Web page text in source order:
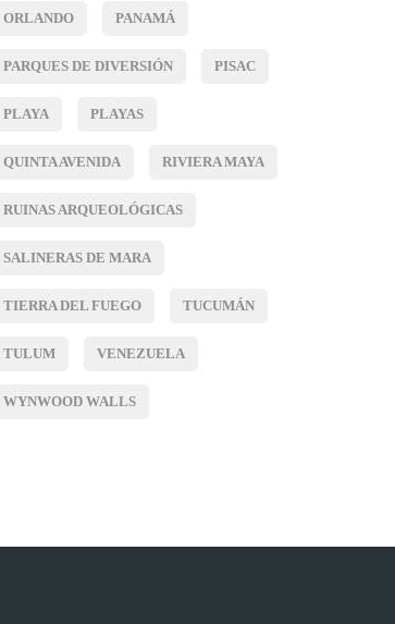
ORLANDO PANAMÁ
PARQUES DE DIVERSIÓN PISAC
PLAYA PLAYAS
QUINTA AVENIDA RIVIERA MAYA
RUINAS ARQUEOLÓGICAS
SALINERAS DE MARA
TIERRA DEL FUEGO TUCUMÁN
TULUM VENEZUELA
WYNWOOD WALLS